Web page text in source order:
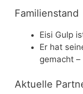
Familienstand
Eisi Gulp
Er hat
gemacht
Aktuelle